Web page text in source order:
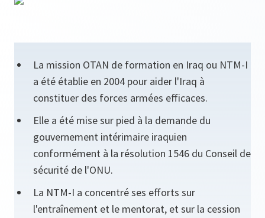
La mission OTAN de formation en Iraq ou NTM-I
a été établie en 2004 pour aider l'Iraq à
constituer des forces armées efficaces.
Elle a été mise sur pied à la demande du
gouvernement intérimaire iraquien
conformément à la résolution 1546 du Conseil de
sécurité de l'ONU.
La NTM-I a concentré ses efforts sur
l'entraînement et le mentorat, et sur la cession